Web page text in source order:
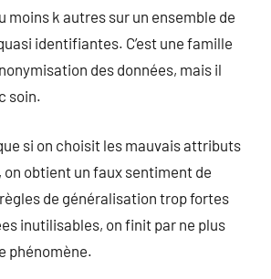
moins k autres sur un ensemble de
identifiantes. C’est une famille
des données, mais il
soin.
si on choisit les mauvais attributs
obtient un faux sentiment de
de généralisation trop fortes
inutilisables, on finit par ne plus
phénomène.